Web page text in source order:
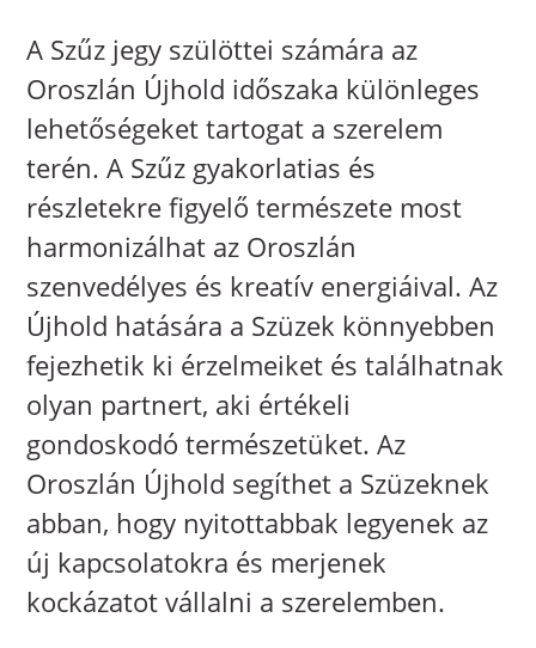
A Szűz jegy szülöttei számára az
Oroszlán Újhold időszaka különleges
lehetőségeket tartogat a szerelem
terén. A Szűz gyakorlatias és
részletekre figyelő természete most
harmonizálhat az Oroszlán
szenvedélyes és kreatív energiáival. Az
Újhold hatására a Szüzek könnyebben
fejezhetik ki érzelmeiket és találhatnak
olyan partnert, aki értékeli
gondoskodó természetüket. Az
Oroszlán Újhold segíthet a Szüzeknek
abban, hogy nyitottabbak legyenek az
új kapcsolatokra és merjenek
kockázatot vállalni a szerelemben.